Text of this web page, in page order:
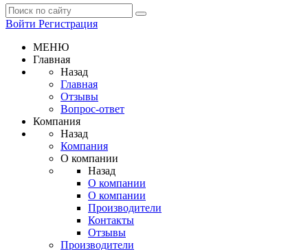
Войти Регистрация
МЕНЮ
Главная
Назад
Главная
Отзывы
Вопрос-ответ
Компания
Назад
Компания
О компании
Назад
О компании
О компании
Производители
Контакты
Отзывы
Производители